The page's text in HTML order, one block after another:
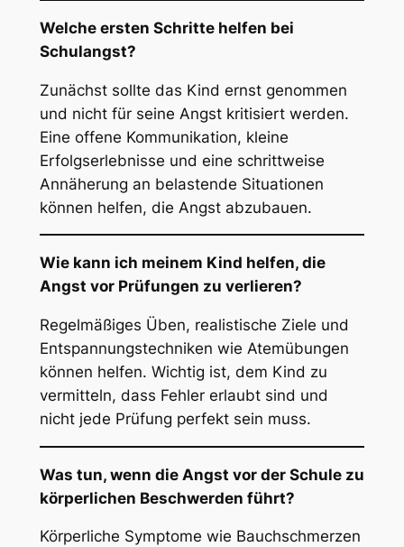
Welche ersten Schritte helfen bei
Schulangst?
Zunächst sollte das Kind ernst genommen
und nicht für seine Angst kritisiert werden.
Eine offene Kommunikation, kleine
Erfolgserlebnisse und eine schrittweise
Annäherung an belastende Situationen
können helfen, die Angst abzubauen.
Wie kann ich meinem Kind helfen, die
Angst vor Prüfungen zu verlieren?
Regelmäßiges Üben, realistische Ziele und
Entspannungstechniken wie Atemübungen
können helfen. Wichtig ist, dem Kind zu
vermitteln, dass Fehler erlaubt sind und
nicht jede Prüfung perfekt sein muss.
Was tun, wenn die Angst vor der Schule zu
körperlichen Beschwerden führt?
Körperliche Symptome wie Bauchschmerzen